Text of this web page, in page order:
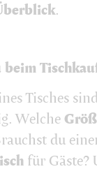
.
Tisches
Welche
du
für Gäste?